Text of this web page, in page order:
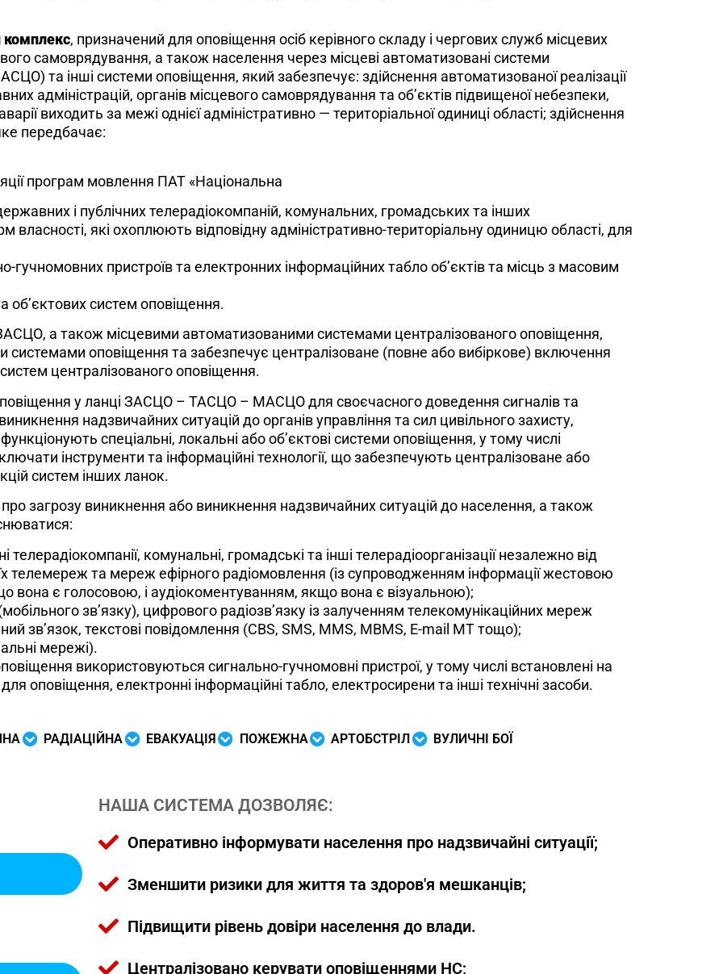
, призначений для оповіщення осіб керівного складу і чергових служб місцевих
самоврядування, а також населення через місцеві автоматизовані системи
та інші системи оповіщення, який забезпечує: здійснення автоматизованої реалізації
адміністрацій, органів місцевого самоврядування та об’єктів підвищеної небезпеки,
виходить за межі однієї адміністративно — територіальної одиниці області; здійснення
передбачає:
програм мовлення ПАТ «Національна
і публічних телерадіокомпаній, комунальних, громадських та інших
власності, які охоплюють відповідну адміністративно-територіальну одиницю області, для
пристроїв та електронних інформаційних табло об’єктів та місць з масовим
об’єктових систем оповіщення.
а також місцевими автоматизованими системами централізованого оповіщення,
системами оповіщення та забезпечує централізоване (повне або вибіркове) включення
централізованого оповіщення.
у ланці ЗАСЦО – ТАСЦО – МАСЦО для своєчасного доведення сигналів та
надзвичайних ситуацій до органів управління та сил цивільного захисту,
спеціальні, локальні або об’єктові системи оповіщення, у тому числі
інструменти та інформаційні технології, що забезпечують централізоване або
систем інших ланок.
виникнення або виникнення надзвичайних ситуацій до населення, а також
телерадіокомпанії, комунальні, громадські та інші телерадіоорганізації незалежно від
телемереж та мереж ефірного радіомовлення (із супроводженням інформації жестовою
вона є голосовою, і аудіокоментуванням, якщо вона є візуальною);
зв’язку), цифрового радіозв’язку із залученням телекомунікаційних мереж
зв’язок, текстові повідомлення (CBS, SMS, MMS, MBMS, E-mail МТ тощо);
мережі).
використовуються сигнально-гучномовні пристрої, у тому числі встановлені на
оповіщення, електронні інформаційні табло, електросирени та інші технічні засоби.
РАДІАЦІЙНА ЕВАКУАЦІЯ ПОЖЕЖНА АРТОБСТРІЛ ВУЛИЧНІ БОЇ
НАША СИСТЕМА ДОЗВОЛЯЄ:
Оперативно інформувати населення про надзвичайні ситуації;
Зменшити ризики для життя та здоров'я мешканців;
Підвищити рівень довіри населення до влади.
Централізовано керувати оповіщеннями НС;